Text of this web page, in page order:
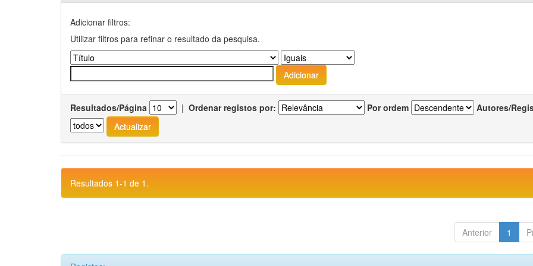
Adicionar filtros:
Utilizar filtros para refinar o resultado da pesquisa.
Resultados/Página | Ordenar registos por: Por ordem Autores/
Resultados 1-1 de 1.
Anterior 1